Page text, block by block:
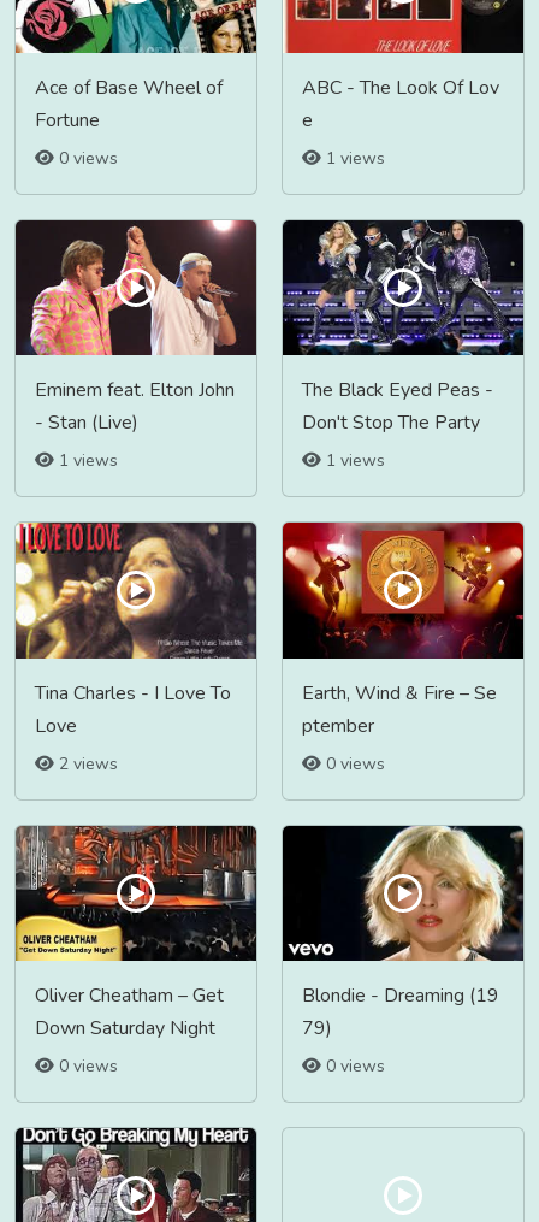
Ace of Base Wheel of
Fortune
0 views
ABC - The Look Of Lov
e
1 views
Eminem feat. Elton John
- Stan (Live)
1 views
The Black Eyed Peas -
Don't Stop The Party
1 views
Tina Charles - I Love To
Love
2 views
Earth, Wind & Fire – Se
ptember
0 views
Oliver Cheatham ‎– Get
Down Saturday Night
0 views
Blondie - Dreaming (19
79)
0 views